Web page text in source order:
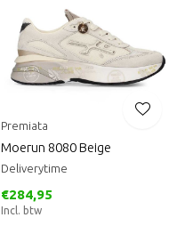
Premiata
Moerun 8080 Beige
Deliverytime
€284,95
Incl. btw